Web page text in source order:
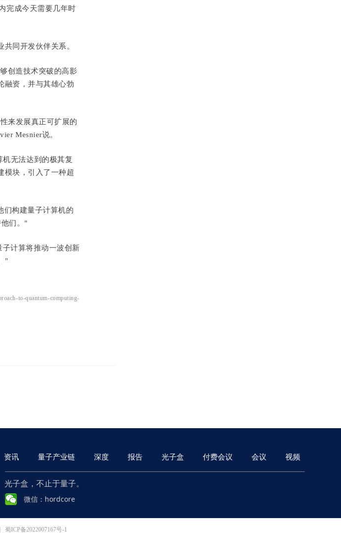
完成今天需要几年时
同开发伙伴关系。
创造技术突破的高影
融资，并与其雄心勃
来发展真正可扩展的
Mesnier说。
无法达到的极其复
模块，引入了一种超
们构建量子计算机的
们。"
计算将推动一波创新
"
to-quantum-computing-
光子盒，不止于量子。
资讯 量子产业链 深度 报告 光子盒 付费会议 会议 视频
微信：hordcore
蜀ICP备2022007167号-1